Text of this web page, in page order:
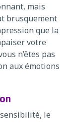
mais
brusquement
que la
votre
n’êtes pas
aux émotions
le